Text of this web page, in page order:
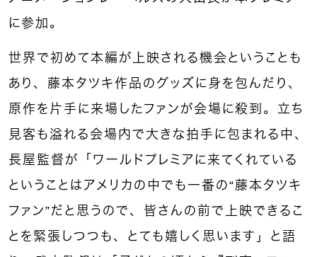
に参加。
世界で初めて本編が上映される機会ということも
あり、藤本タツキ作品のグッズに身を包んだり、
原作を片手に来場したファンが会場に殺到。立ち
見客も溢れる会場内で大きな拍手に包まれる中、
長屋監督が「ワールドプレミアに来てくれている
ということはアメリカの中でも一番の“藤本タツキ
ファン”だと思うので、皆さんの前で上映できるこ
とを緊張しつつも、とても嬉しく思います」と語